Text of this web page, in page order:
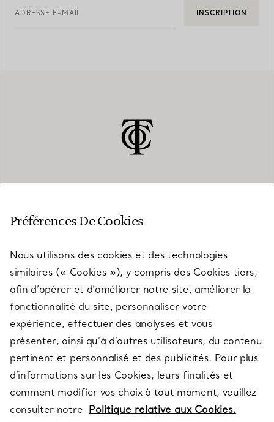
ADRESSE E-MAIL INSCRIPTION
SERVICES
À PROPOS
QUESTIONS LÉGALES
SUIVEZ-NOUS
Préférences De Cookies
Nous utilisons des cookies et des technologies
similaires (« Cookies »), y compris des Cookies tiers,
afin d’opérer et d’améliorer notre site, améliorer la
fonctionnalité du site, personnaliser votre
expérience, effectuer des analyses et vous
présenter, ainsi qu’à d’autres utilisateurs, du contenu
pertinent et personnalisé et des publicités. Pour plus
d’informations sur les Cookies, leurs finalités et
comment modifier vos choix à tout moment, veuillez
consulter notre Politique relative aux Cookies.